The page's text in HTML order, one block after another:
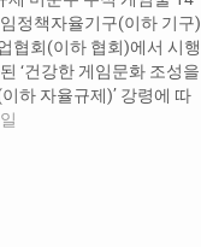
정책자율기구(이하 기구)
협회(이하 협회)에서 시행
‘건강한 게임문화 조성을
하 자율규제)’ 강령에 따
을 오늘 4차 공표하였다.
이템 결과물에 대해 개별